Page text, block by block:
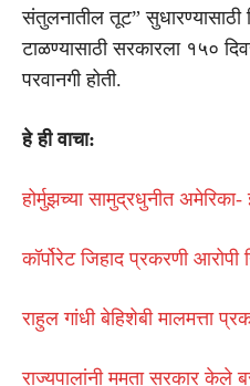
संतुलनातील तूट”
टाळण्यासाठी सरकारला १५०
परवानगी होती.
हे ही वाचा:
होर्मुझच्या सामुद्रधुनीत अमेरिका-
कॉर्पोरेट जिहाद प्रकरणी आरोपी
राहुल गांधी बेहिशेबी मालमत्ता
राज्यपालांनी ममता सरकार केले